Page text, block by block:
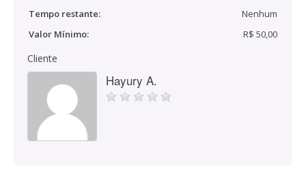
Tempo restante:
Nenhum
Valor Mínimo:
R$ 50,00
Cliente
Hayury A.